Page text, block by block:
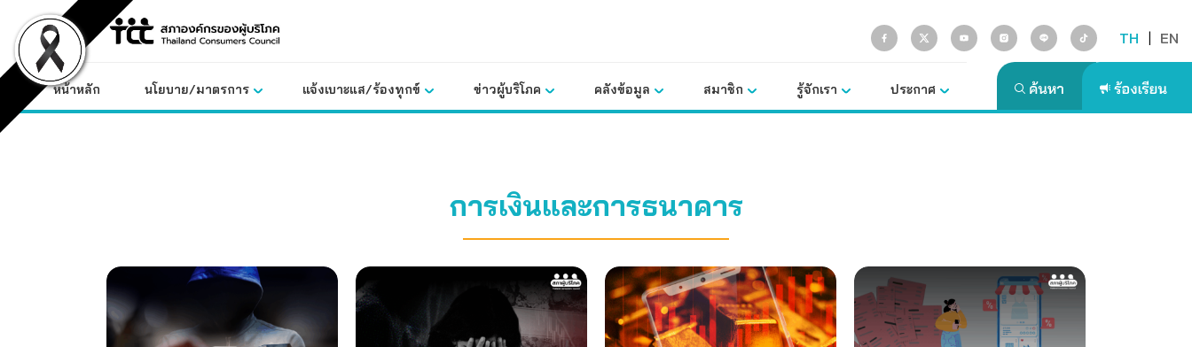
content
TH | EN
หน้าหลัก นโยบาย/มาตรการ แจ้งเบาะแส/ร้องทุกข์ ข่าวผู้บริโภค คลังข้อมูล สมาชิก รู้จักเรา ประกาศ
การเงินและการธนาคาร